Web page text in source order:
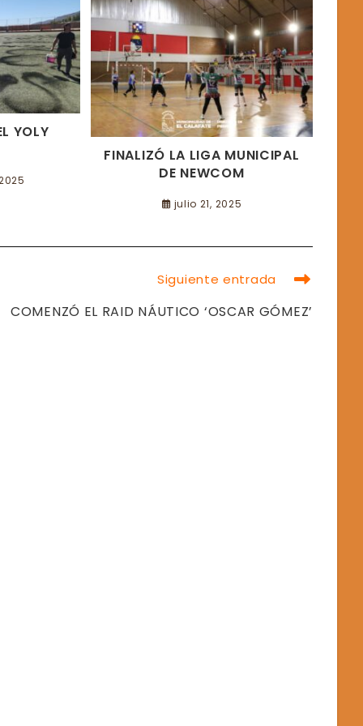
YOLY
FINALIZÓ LA LIGA MUNICIPAL
DE NEWCOM
julio 21, 2025
Siguiente entrada
COMENZÓ EL RAID NÁUTICO ‘OSCAR GÓMEZ’